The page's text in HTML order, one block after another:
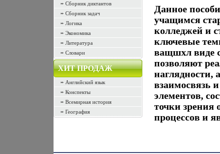
Сборник диктантов
Сборник задач
Логика
Экономика
Литература
Словари
ХИТ ПРОДАЖ
Английский язык
Конспекты
Всемирная история
География
Данное
учащимся
колледжей и
ключевые
ващшхл виде
позволяют
наглядности,
взаимосвязь
элементов,
точки зрения
процессов и